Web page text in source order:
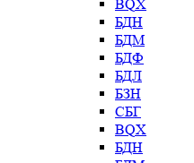
BQX
БДН
БДМ
БДФ
БДЛ
БЗН
СБГ
BQX
БДН